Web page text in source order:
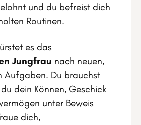
und du befreist dich
Routinen.
es das
Jungfrau nach neuen,
Aufgaben. Du brauchst
dein Können, Geschick
unter Beweis
dich,